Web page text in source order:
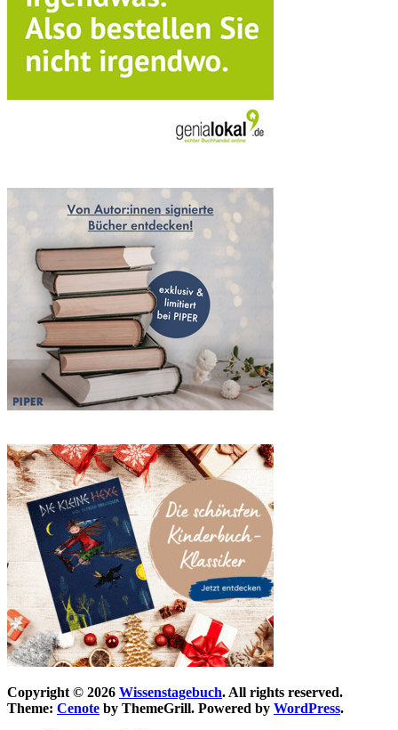
Copyright © 2026 Wissenstagebuch. All rights reserved.
Theme: Cenote by ThemeGrill. Powered by WordPress.